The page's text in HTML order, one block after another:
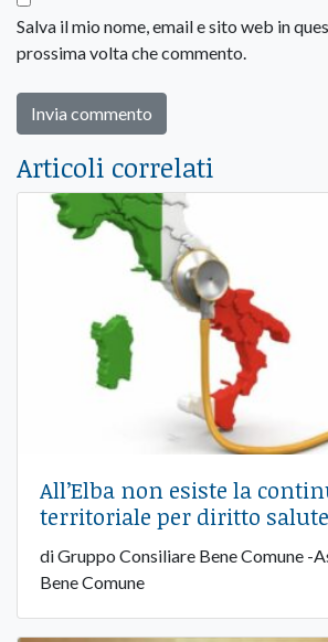
Salva il mio nome, email e sito web in
prossima volta che commento.
Articoli correlati
All’Elba non esiste la
territoriale per diritto salute
di Gruppo Consiliare Bene Comune -
Bene Comune